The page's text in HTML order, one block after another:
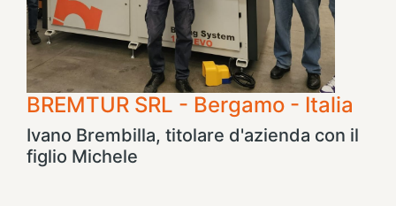
BREMTUR SRL - Bergamo - Italia
Ivano Brembilla, titolare d'azienda con il
figlio Michele